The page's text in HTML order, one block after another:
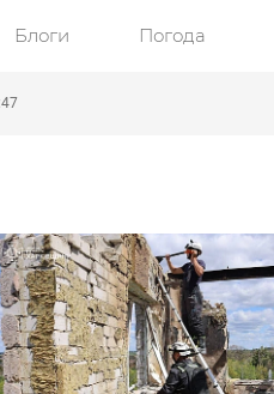
Блоги Погода